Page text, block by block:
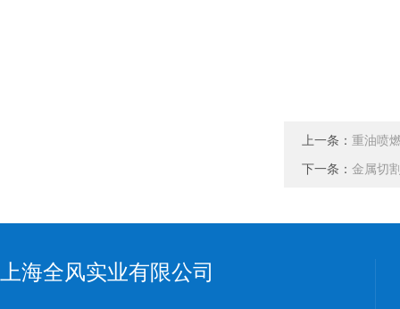
上一条： 重油喷
下一条： 金属切
上海全风实业有限公司